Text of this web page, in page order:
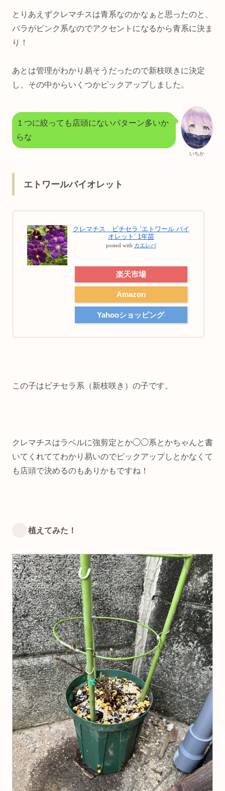
とりあえずクレマチスは青系なのかなぁと思ったのと、
バラがピンク系なのでアクセントになるから青系に決ま
り！
あとは管理がわかり易そうだったので新枝咲きに決定
し、その中からいくつかピックアップしました。
いちか
１つに絞っても店頭にないパターン多いか
らな
エトワールバイオレット
クレマチス ビチセラ ‘エトワール バイ
オレット’ 1年苗
posted with カエレバ
楽天市場
Amazon
Yahooショッピング
この子はビチセラ系（新枝咲き）の子です。
クレマチスはラベルに強剪定とか◯◯系とかちゃんと書
いてくれててわかり易いのでピックアップしとかなくて
も店頭で決めるのもありかもですね！
植えてみた！